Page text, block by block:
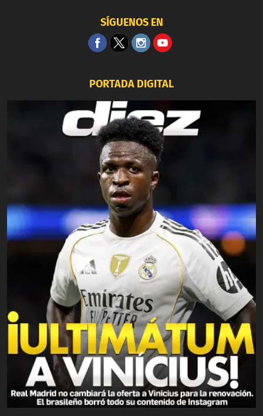
SÍGUENOS EN
PORTADA DIGITAL